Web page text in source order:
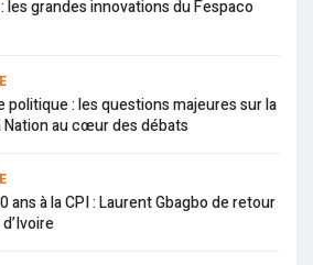
les grandes innovations du Fespaco
politique : les questions majeures sur la
Nation au cœur des débats
ans à la CPI : Laurent Gbagbo de retour